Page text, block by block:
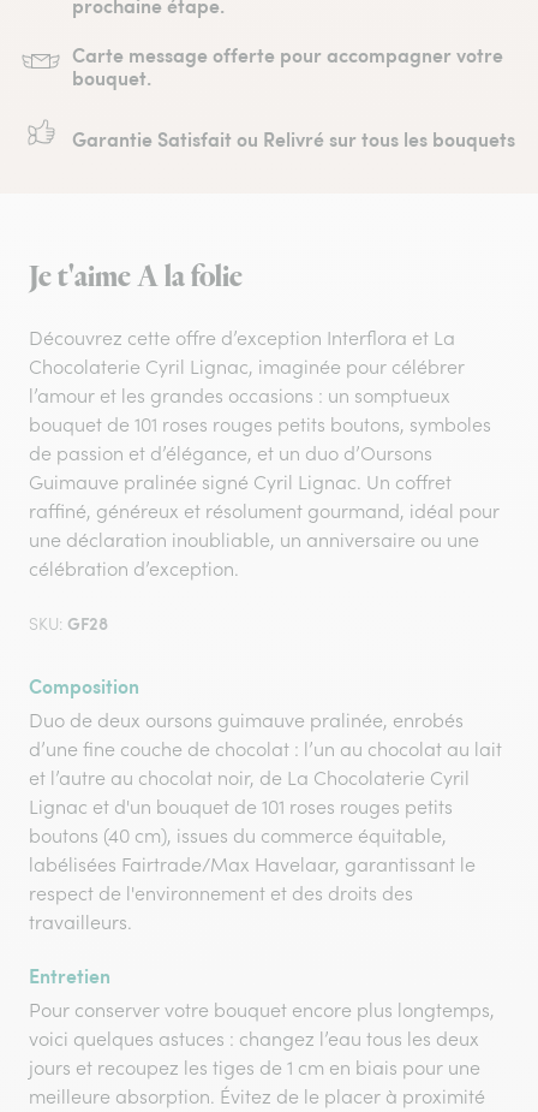
Carte message offerte pour accompagner votre
bouquet.
Garantie Satisfait ou Relivré sur tous les bouquets
Je t'aime A la folie
Découvrez cette offre d’exception Interflora et La
Chocolaterie Cyril Lignac, imaginée pour célébrer
l’amour et les grandes occasions : un somptueux
bouquet de 101 roses rouges petits boutons, symboles
de passion et d’élégance, et un duo d’Oursons
Guimauve pralinée signé Cyril Lignac. Un coffret
raffiné, généreux et résolument gourmand, idéal pour
une déclaration inoubliable, un anniversaire ou une
célébration d’exception.
SKU: GF28
Composition
Duo de deux oursons guimauve pralinée, enrobés
d’une fine couche de chocolat : l’un au chocolat au lait
et l’autre au chocolat noir, de La Chocolaterie Cyril
Lignac et d'un bouquet de 101 roses rouges petits
boutons (40 cm), issues du commerce équitable,
labélisées Fairtrade/Max Havelaar, garantissant le
respect de l'environnement et des droits des
travailleurs.
Entretien
Pour conserver votre bouquet encore plus longtemps,
voici quelques astuces : changez l’eau tous les deux
jours et recoupez les tiges de 1 cm en biais pour une
meilleure absorption. Évitez de le placer à proximité